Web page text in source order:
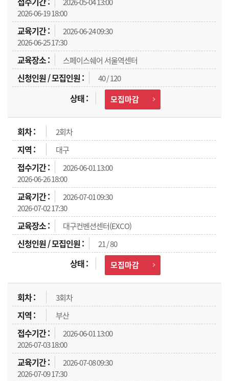
2026-06-19 18:00
2026-06-24 09:30
2026-06-25 17:30
스페이스쉐어 서울역센터
40 / 120
모집마감
2회차
대구
2026-06-01 13:00
2026-06-26 18:00
2026-07-01 09:30
2026-07-02 17:30
대구컨벤션센터(EXCO)
21 / 80
모집마감
3회차
부산
2026-06-01 13:00
2026-07-03 18:00
2026-07-08 09:30
2026-07-09 17:30